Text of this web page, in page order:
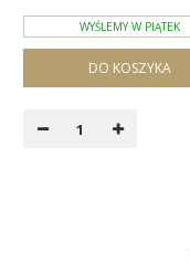
WYŚLEMY W PIĄTEK
DO KOSZYKA